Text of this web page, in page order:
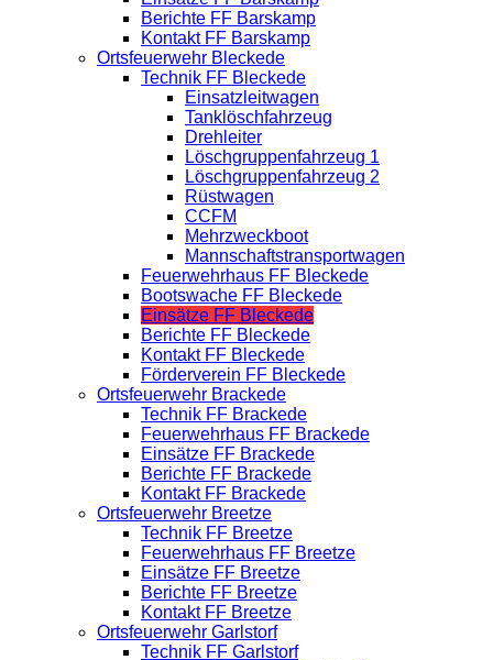
Berichte FF Barskamp
Kontakt FF Barskamp
Ortsfeuerwehr Bleckede
Technik FF Bleckede
Einsatzleitwagen
Tanklöschfahrzeug
Drehleiter
Löschgruppenfahrzeug 1
Löschgruppenfahrzeug 2
Rüstwagen
CCFM
Mehrzweckboot
Mannschaftstransportwagen
Feuerwehrhaus FF Bleckede
Bootswache FF Bleckede
Einsätze FF Bleckede
Berichte FF Bleckede
Kontakt FF Bleckede
Förderverein FF Bleckede
Ortsfeuerwehr Brackede
Technik FF Brackede
Feuerwehrhaus FF Brackede
Einsätze FF Brackede
Berichte FF Brackede
Kontakt FF Brackede
Ortsfeuerwehr Breetze
Technik FF Breetze
Feuerwehrhaus FF Breetze
Einsätze FF Breetze
Berichte FF Breetze
Kontakt FF Breetze
Ortsfeuerwehr Garlstorf
Technik FF Garlstorf